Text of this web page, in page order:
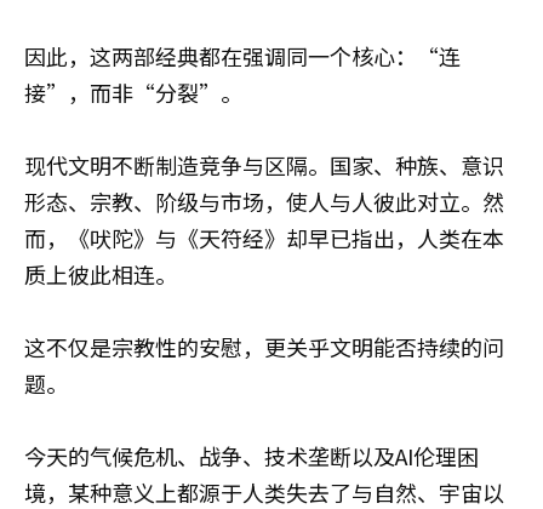
因此，这两部经典都在强调同一个核心：“连
接”，而非“分裂”。
现代文明不断制造竞争与区隔。国家、种族、意识
形态、宗教、阶级与市场，使人与人彼此对立。然
而，《吠陀》与《天符经》却早已指出，人类在本
质上彼此相连。
这不仅是宗教性的安慰，更关乎文明能否持续的问
题。
今天的气候危机、战争、技术垄断以及AI伦理困
境，某种意义上都源于人类失去了与自然、宇宙以